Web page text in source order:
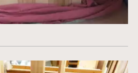
anzeigen für Tischgestell